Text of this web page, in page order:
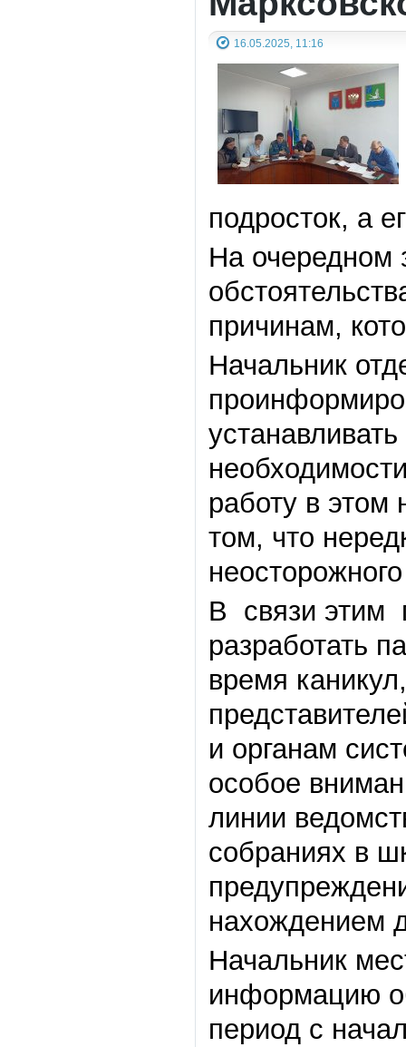
16.05.2025, 11:16
подросток, а
На очередном
причинам,
Начальник
работу в этом
том, что
В связи этим
разработать
время
и органам
особое
линии
собраниях в
нахождением
Начальник
информацию
период с